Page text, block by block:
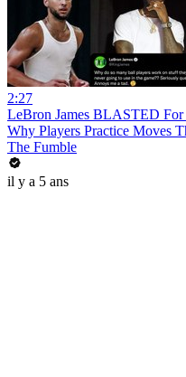
2:27
LeBron James BLASTED
Why Players Practice Moves
The Fumble
il y a 5 ans